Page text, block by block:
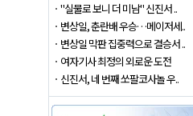
"실물로 보니 더 미남" 신진서 ..
변상일, 춘란배 우승…메이저세..
변상일 막판 집중력으로 결승서 ..
여자기사 최정의 외로운 도전
신진서, 네 번째 쏘팔코사놀 우..